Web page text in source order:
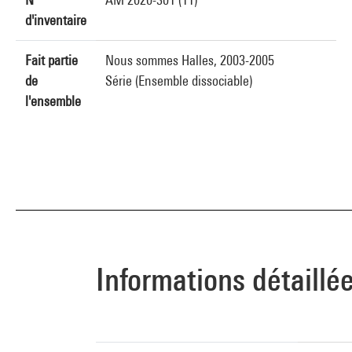
d'inventaire
Fait partie
de
l'ensemble
Nous sommes Halles, 2003-2005
Série (Ensemble dissociable)
Informations